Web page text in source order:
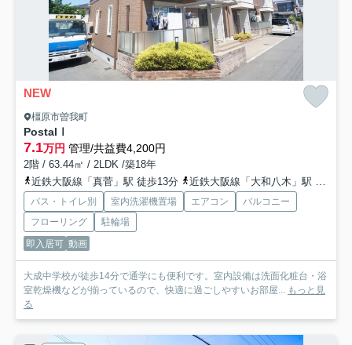
NEW
橿原市曽我町
PostalⅠ
7.1万円 管理/共益費4,200円
2階 / 63.44㎡ / 2LDK /築18年
近鉄大阪線「真菅」駅 徒歩13分
近鉄大阪線「大和八木」駅 徒歩21分
バス・トイレ別 室内洗濯機置場 エアコン
バルコニー
フローリング
駐輪場
即入居可 動画
大成中学校が徒歩14分で通学にも便利です。室内設備は洗面化粧台・浴
室乾燥機などが揃っているので、快適に過ごしやすいお部屋... もっと見
る